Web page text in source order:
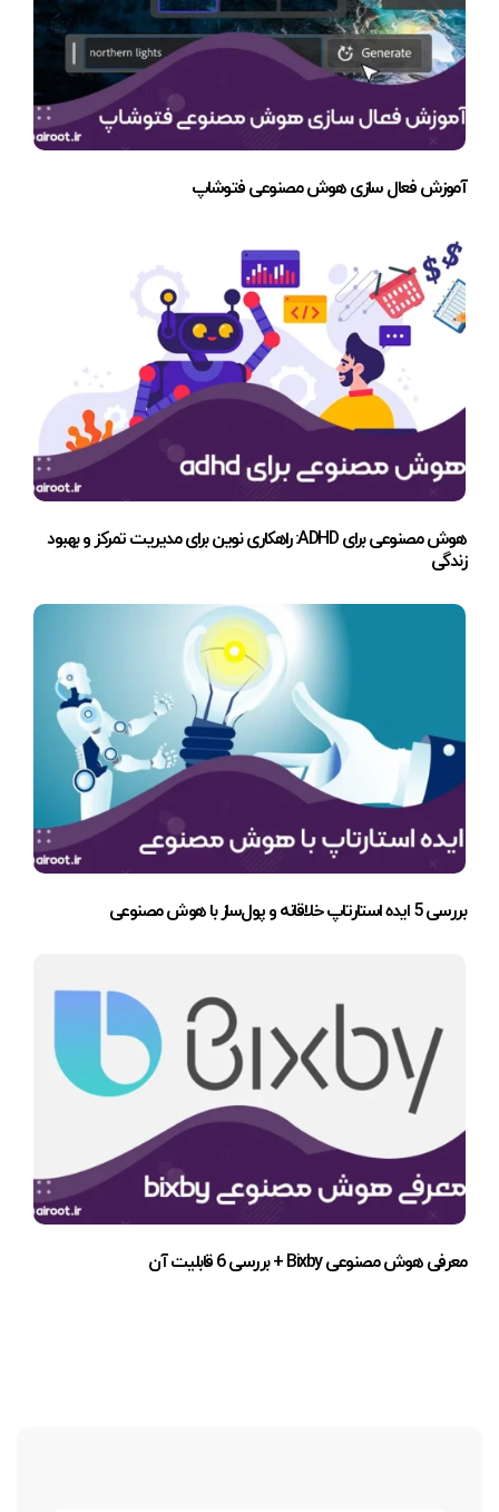
آموزش فعال سازی هوش مصنوعی فتوشاپ
هوش مصنوعی برای ADHD: راهکاری نوین برای مدیریت تمرکز و بهبود
زندگی
بررسی 5 ایده استارتاپ خلاقانه و پول‌ساز با هوش مصنوعی
معرفی هوش مصنوعی Bixby + بررسی 6 قابلیت آن